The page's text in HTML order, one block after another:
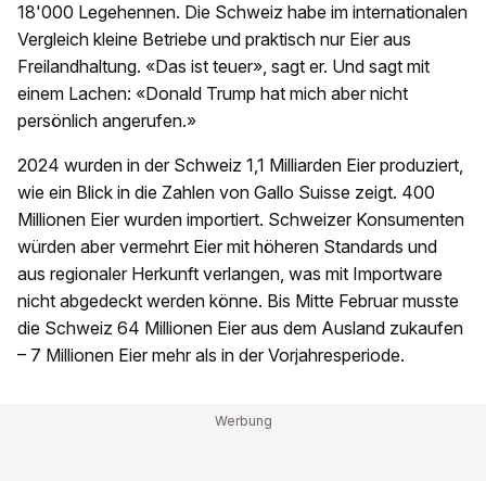
18'000 Legehennen. Die Schweiz habe im internationalen
Vergleich kleine Betriebe und praktisch nur Eier aus
Freilandhaltung. «Das ist teuer», sagt er. Und sagt mit
einem Lachen: «Donald Trump hat mich aber nicht
persönlich angerufen.»
2024 wurden in der Schweiz 1,1 Milliarden Eier produziert,
wie ein Blick in die Zahlen von Gallo Suisse zeigt. 400
Millionen Eier wurden importiert. Schweizer Konsumenten
würden aber vermehrt Eier mit höheren Standards und
aus regionaler Herkunft verlangen, was mit Importware
nicht abgedeckt werden könne. Bis Mitte Februar musste
die Schweiz 64 Millionen Eier aus dem Ausland zukaufen
– 7 Millionen Eier mehr als in der Vorjahresperiode.